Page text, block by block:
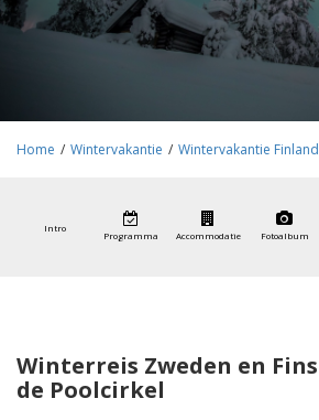
Home / Wintervakantie / Wintervakantie Finland
Intro
Programma Accommodatie Fotoalbum
Winterreis Zweden en
de Poolcirkel